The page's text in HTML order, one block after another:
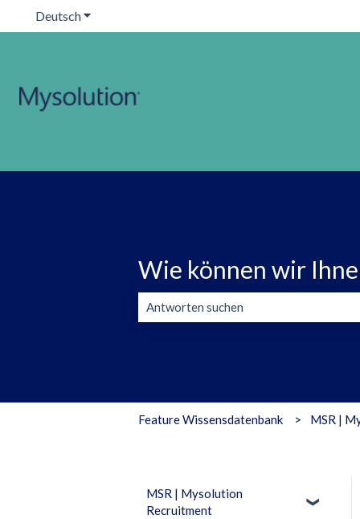
DeutschUntermenü für Übersetzungen anzeigen
Wie können wir
Feature Wissensdatenbank MSR |
MSR | Mysolution
Recruitment